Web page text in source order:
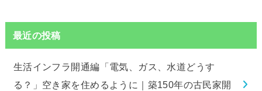
最近の投稿
生活インフラ開通編「電気、ガス、水道どうす
る？」空き家を住めるように｜築150年の古民家開